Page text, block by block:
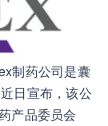
制药公司是囊
日宣布，该公
产品委员会